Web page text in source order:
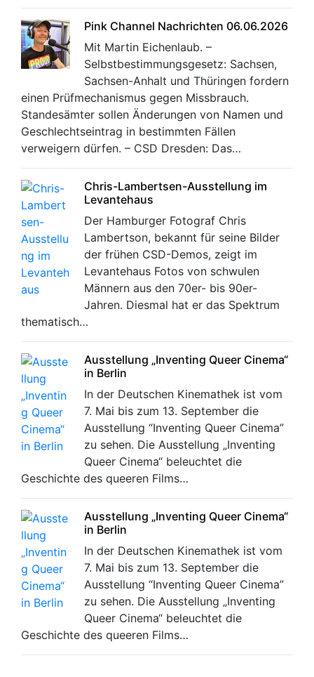
Pink Channel Nachrichten 06.06.2026
Mit Martin Eichenlaub. –
Selbstbestimmungsgesetz: Sachsen,
Sachsen-Anhalt und Thüringen fordern
einen Prüfmechanismus gegen Missbrauch.
Standesämter sollen Änderungen von Namen und
Geschlechtseintrag in bestimmten Fällen
verweigern dürfen. – CSD Dresden: Das…
Chris-Lambertsen-Ausstellung im
Levantehaus
Der Hamburger Fotograf Chris
Lambertson, bekannt für seine Bilder
der frühen CSD-Demos, zeigt im
Levantehaus Fotos von schwulen
Männern aus den 70er- bis 90er-
Jahren. Diesmal hat er das Spektrum
thematisch…
Ausstellung „Inventing Queer Cinema“
in Berlin
In der Deutschen Kinemathek ist vom
7. Mai bis zum 13. September die
Ausstellung “Inventing Queer Cinema”
zu sehen. Die Ausstellung „Inventing
Queer Cinema“ beleuchtet die
Geschichte des queeren Films…
Ausstellung „Inventing Queer Cinema“
in Berlin
In der Deutschen Kinemathek ist vom
7. Mai bis zum 13. September die
Ausstellung “Inventing Queer Cinema”
zu sehen. Die Ausstellung „Inventing
Queer Cinema“ beleuchtet die
Geschichte des queeren Films…